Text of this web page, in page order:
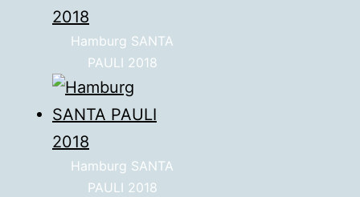
Hamburg SANTA
PAULI 2018
Hamburg SANTA
PAULI 2018